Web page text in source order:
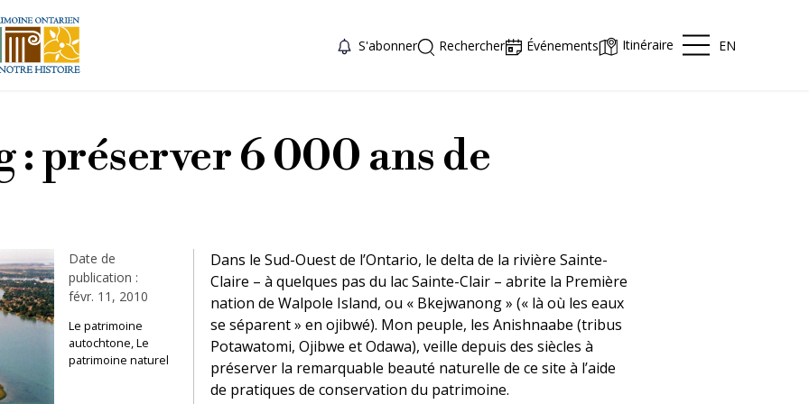
S'abonner Rechercher Événements Itinéraire EN
: préserver 6 000 ans de
Date de
publication :
févr. 11, 2010
Le patrimoine
autochtone, Le
patrimoine naturel
Dans le Sud-Ouest de l’Ontario, le delta de la rivière Sainte-
Claire – à quelques pas du lac Sainte-Clair – abrite la Première
nation de Walpole Island, ou « Bkejwanong » (« là où les eaux
se séparent » en ojibwé). Mon peuple, les Anishnaabe (tribus
Potawatomi, Ojibwe et Odawa), veille depuis des siècles à
préserver la remarquable beauté naturelle de ce site à l’aide
de pratiques de conservation du patrimoine.